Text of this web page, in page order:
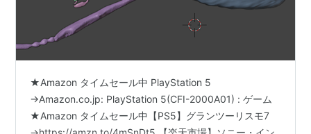
★Amazon タイムセール中 PlayStation 5
→Amazon.co.jp: PlayStation 5(CFI-2000A01) : ゲーム
★Amazon タイムセール中【PS5】グランツーリスモ7